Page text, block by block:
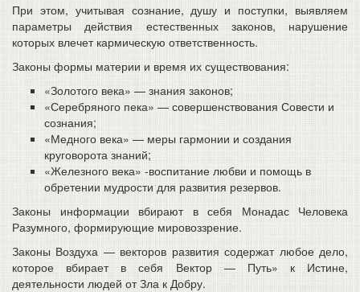
При этом, учитывая сознание, душу и поступки, выявляем
параметры действия естественных законов, нарушение
которых влечет кармическую ответственность.
Законы формы материи и время их существования:
«Золотого века» — знания законов;
«Серебряного пека» — совершенствования Совести и
сознания;
«Медного века» — меры гармонии и создания
круговорота знаний;
«Железного века» -воспитание любви и помощь в
обретении мудрости для развития резервов.
Законы информации вбирают в себя Монадас Человека
Разумного, формирующие мировоззрение.
Законы Воздуха — векторов развития содержат любое дело,
которое вбирает в себя Вектор — Путь» к Истине,
деятельности людей от Зла к Добру.